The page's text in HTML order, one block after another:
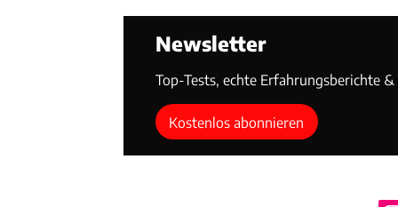
Newsletter
Top-Tests, echte Erfahrungsberichte
Kostenlos abonnieren